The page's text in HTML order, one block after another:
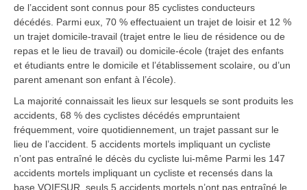
de l’accident sont connus pour 85 cyclistes conducteurs
décédés. Parmi eux, 70 % effectuaient un trajet de loisir et 12 %
un trajet domicile-travail (trajet entre le lieu de résidence ou de
repas et le lieu de travail) ou domicile-école (trajet des enfants
et étudiants entre le domicile et l’établissement scolaire, ou d’un
parent amenant son enfant à l’école).
La majorité connaissait les lieux sur lesquels se sont produits les
accidents, 68 % des cyclistes décédés empruntaient
fréquemment, voire quotidiennement, un trajet passant sur le
lieu de l’accident. 5 accidents mortels impliquant un cycliste
n’ont pas entraîné le décès du cycliste lui-même Parmi les 147
accidents mortels impliquant un cycliste et recensés dans la
base VOIESUR, seuls 5 accidents mortels n’ont pas entraîné le